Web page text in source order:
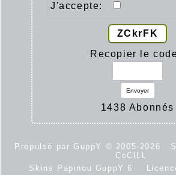
J'accepte:
ZCkrFK
Recopier le
Envoyer
1438 Abonnés
Propulsé par GuppY © 2005-2026
CeCILL
Skins Papinou GuppY 6